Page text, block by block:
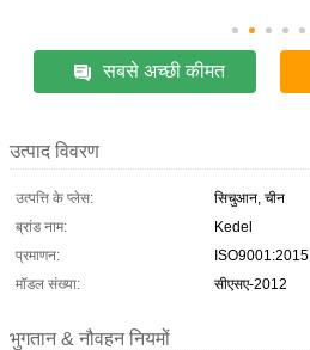
सबसे अच्छी कीमत
उत्पाद विवरण
उत्पत्ति के प्लेस:
सिचुआन, चीन
ब्रांड नाम:
Kedel
प्रमाणन:
ISO9001:2015
मॉडल संख्या:
सीएसए-2012
भुगतान & नौवहन नियमों